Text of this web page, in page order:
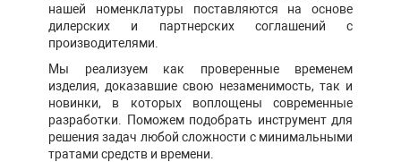
нашей номенклатуры поставляются на основе
дилерских и партнерских соглашений с
производителями.
Мы реализуем как проверенные временем
изделия, доказавшие свою незаменимость, так и
новинки, в которых воплощены современные
разработки. Поможем подобрать инструмент для
решения задач любой сложности с минимальными
тратами средств и времени.